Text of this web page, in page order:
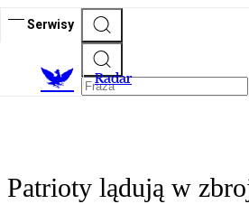
Serwisy
Radar
Patrioty lądują w